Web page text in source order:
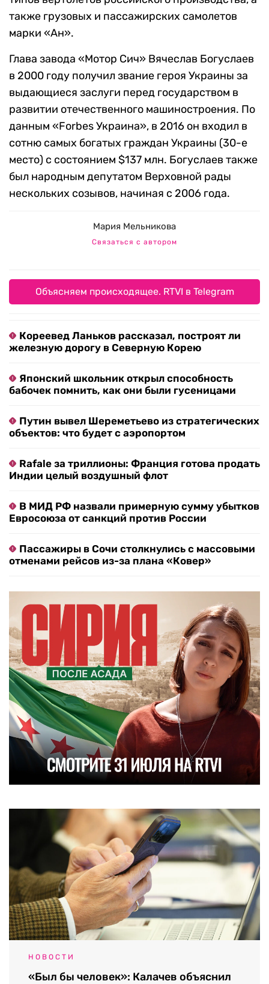
также грузовых и пассажирских самолетов
марки «Ан».
Глава завода «Мотор Сич» Вячеслав Богуслаев
в 2000 году получил звание героя Украины за
выдающиеся заслуги перед государством в
развитии отечественного машиностроения. По
данным «Forbes Украина», в 2016 он входил в
сотню самых богатых граждан Украины (30-е
место) с состоянием $137 млн. Богуслаев также
был народным депутатом Верховной рады
нескольких созывов, начиная с 2006 года.
Мария Мельникова
Связаться с автором
Объясняем происходящее. RTVI в Telegram
Кореевед Ланьков рассказал, построят ли
железную дорогу в Северную Корею
Японский школьник открыл способность
бабочек помнить, как они были гусеницами
Путин вывел Шереметьево из стратегических
объектов: что будет с аэропортом
Rafale за триллионы: Франция готова продать
Индии целый воздушный флот
В МИД РФ назвали примерную сумму убытков
Евросоюза от санкций против России
Пассажиры в Сочи столкнулись с массовыми
отменами рейсов из-за плана «Ковер»
НОВОСТИ
«Был бы человек»: Калачев объяснил